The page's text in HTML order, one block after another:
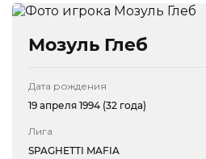
Мозуль Глеб
Дата рождения
19 апреля 1994 (32 года)
Лига
SPAGHETTI MAFIA